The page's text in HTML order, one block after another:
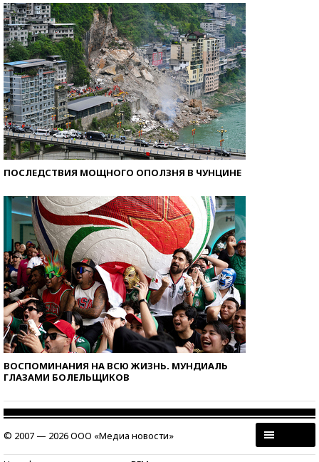
ПОСЛЕДСТВИЯ МОЩНОГО ОПОЛЗНЯ В ЧУНЦИНЕ
ВОСПОМИНАНИЯ НА ВСЮ ЖИЗНЬ. МУНДИАЛЬ
ГЛАЗАМИ БОЛЕЛЬЩИКОВ
© 2007 — 2026 ООО «Медиа новости»